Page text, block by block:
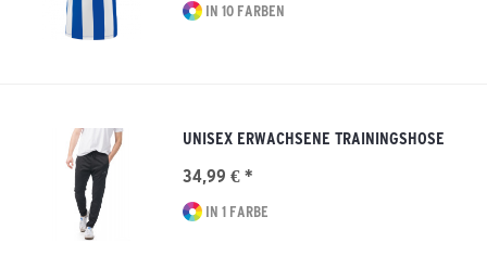
IN 10 FARBEN
UNISEX ERWACHSENE TRAININGSHOSE
34,99 € *
IN 1 FARBE